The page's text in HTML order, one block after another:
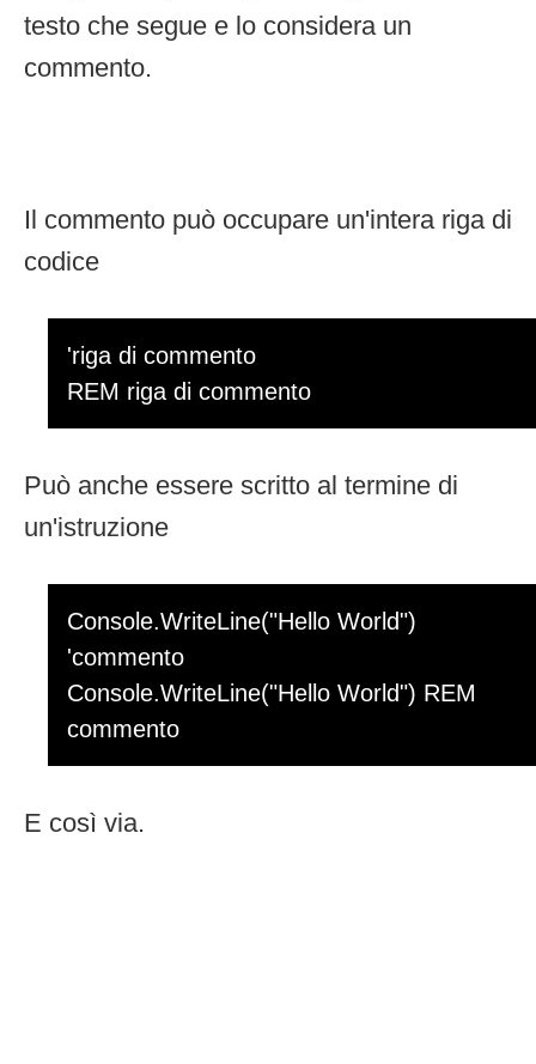
testo che segue e lo considera un
commento.
Il commento può occupare un'intera riga di
codice
'riga di commento
REM riga di commento
Può anche essere scritto al termine di
un'istruzione
Console.WriteLine("Hello World")
'commento
Console.WriteLine("Hello World") REM
commento
E così via.